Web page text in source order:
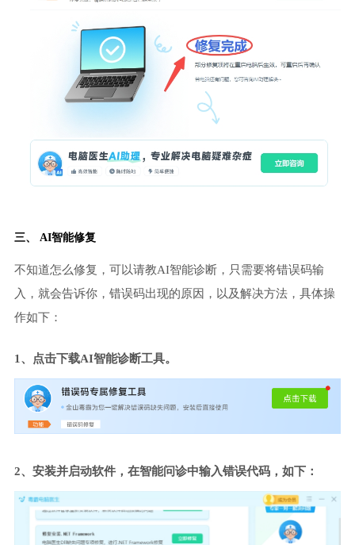
三、 AI智能修复
不知道怎么修复，可以请教AI智能诊断，只需要将错误码输
入，就会告诉你，错误码出现的原因，以及解决方法，具体操
作如下：
1、点击下载AI智能诊断工具。
2、安装并启动软件，在智能问诊中输入错误代码，如下：